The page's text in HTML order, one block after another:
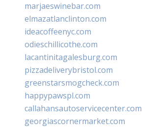
marjaeswinebar.com
elmazatlanclinton.com
ideacoffeenyc.com
odieschillicothe.com
lacantinitagalesburg.com
pizzadeliverybristol.com
greenstarsmogcheck.com
happypawspl.com
callahansautoservicecenter.com
georgiascornermarket.com